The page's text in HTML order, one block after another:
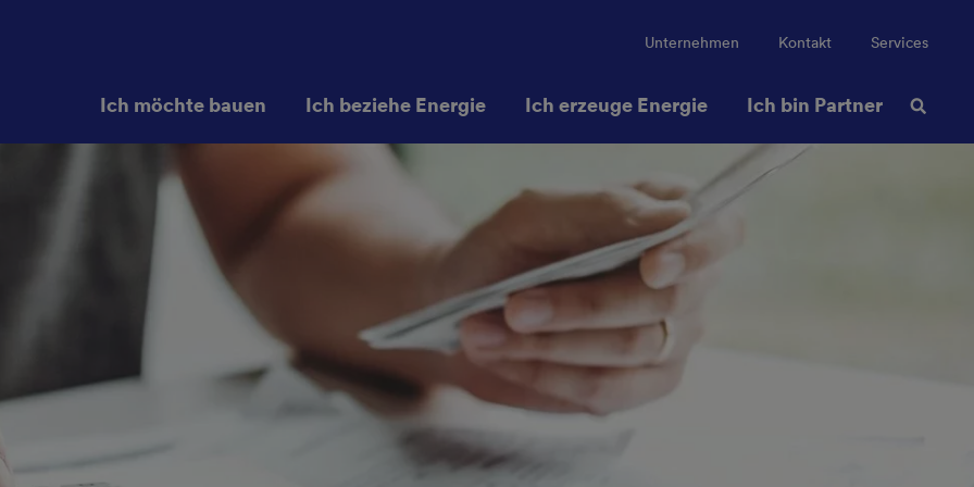
Unternehmen Kontakt Services
Ich möchte bauen Ich beziehe Energie Ich erzeuge Energie Ich bin Partner